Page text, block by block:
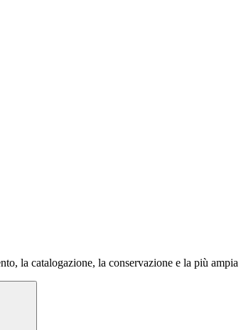
la catalogazione, la conservazione e la più